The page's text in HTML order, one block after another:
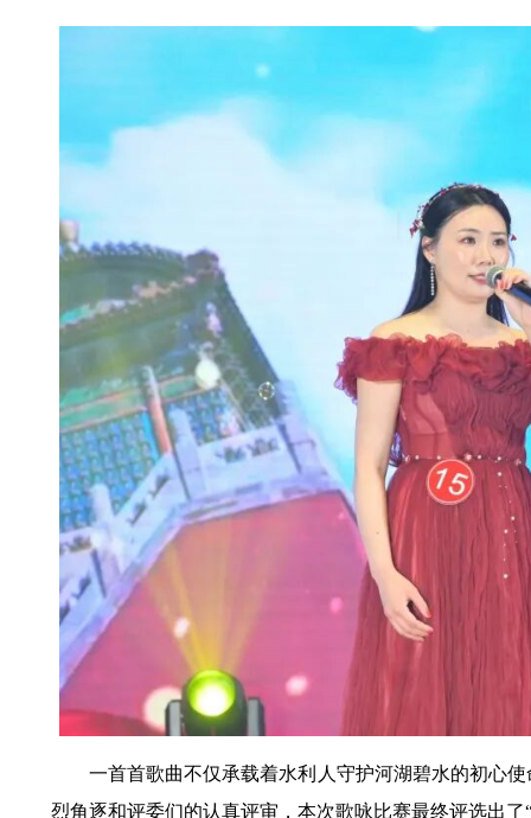
一首首歌曲不仅承载着水利人守护河湖碧水的初心
烈角逐和评委们的认真评审，本次歌咏比赛最终评选出了